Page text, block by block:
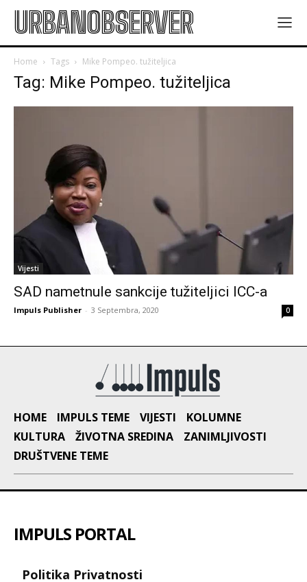
URBANOBSERVER
Home Tags Mike Pompeo. tužiteljica
Tag: Mike Pompeo. tužiteljica
Vijesti
SAD nametnule sankcije tužiteljici ICC-a
Impuls Publisher - 3 Septembra, 2020 0
HOME IMPULS TEME VIJESTI
KOLUMNE
KULTURA
ŽIVOTNA SREDINA
ZANIMLJIVOSTI
DRUŠTVENE TEME
IMPULS PORTAL
Politika Privatnosti